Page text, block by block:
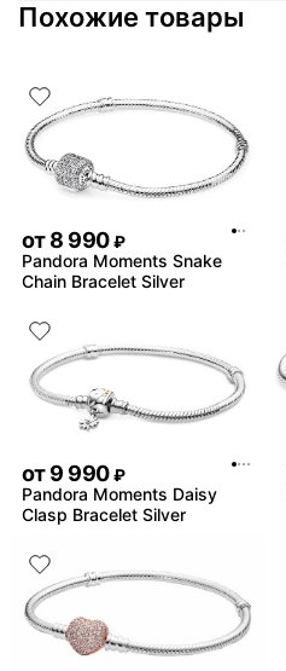
Похожие товары
от8 990 ₽
Pandora Moments Snake
Chain Bracelet Silver
от9 990 ₽
Pandora Moments Daisy
Clasp Bracelet Silver